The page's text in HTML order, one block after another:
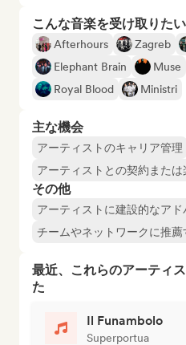
こんな音楽を受け取りた
Afterhours Zagreb
Elephant Brain
Muse
Royal Blood
Ministri
主な機会
アーティストのキャリア管理
アーティストとの契約または
その他
アーティストに建設的なアド
チームやネットワークに推薦
最近、これらのアーティ
た
Il Funambolo
Superportua